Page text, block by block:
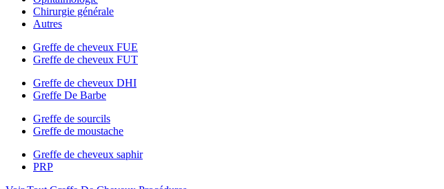
Chirurgie générale
Autres
Greffe de cheveux FUE
Greffe de cheveux FUT
Greffe de cheveux DHI
Greffe De Barbe
Greffe de sourcils
Greffe de moustache
Greffe de cheveux saphir
PRP